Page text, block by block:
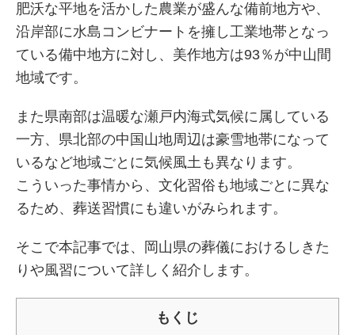
肥沃な平地を活かした農業が盛んな備前地方や、
沿岸部に水島コンビナートを擁し工業地帯となっ
ている備中地方に対し、美作地方は93％が中山間
地域です。
また県南部は温暖な瀬戸内海式気候に属している
一方、県北部の中国山地周辺は豪雪地帯になって
いるなど地域ごとに気候風土も異なります。
こういった事情から、文化習俗も地域ごとに異な
るため、葬送習慣にも違いがみられます。
そこで本記事では、岡山県の葬儀におけるしきた
りや風習について詳しく紹介します。
もくじ